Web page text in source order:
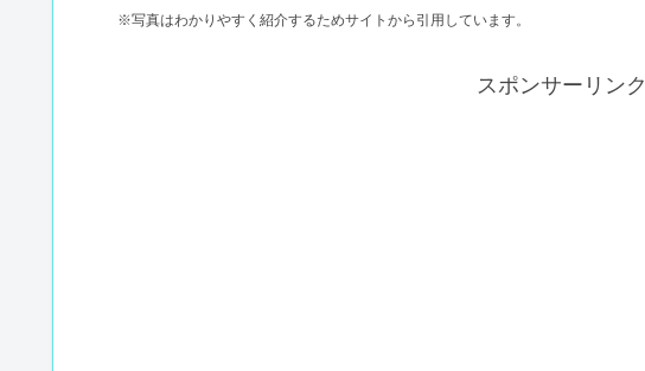
※写真はわかりやすく紹介するためサイトから引用しています。
スポンサーリンク